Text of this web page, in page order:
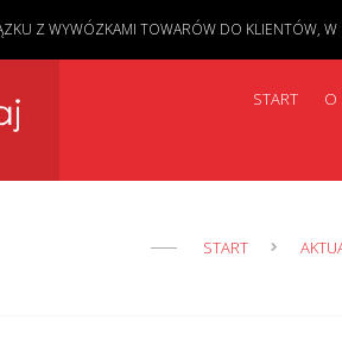
START O
START
Z WYWÓZKAMI TOWARÓW DO KLIENTÓW, W